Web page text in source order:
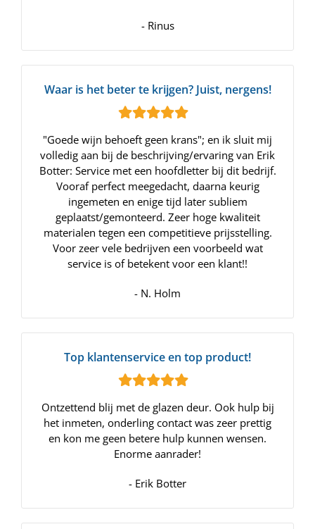
- Rinus
Waar is het beter te krijgen? Juist, nergens!
"Goede wijn behoeft geen krans"; en ik sluit mij
volledig aan bij de beschrijving/ervaring van Erik
Botter: Service met een hoofdletter bij dit bedrijf.
Vooraf perfect meegedacht, daarna keurig
ingemeten en enige tijd later subliem
geplaatst/gemonteerd. Zeer hoge kwaliteit
materialen tegen een competitieve prijsstelling.
Voor zeer vele bedrijven een voorbeeld wat
service is of betekent voor een klant!!
- N. Holm
Top klantenservice en top product!
Ontzettend blij met de glazen deur. Ook hulp bij
het inmeten, onderling contact was zeer prettig
en kon me geen betere hulp kunnen wensen.
Enorme aanrader!
- Erik Botter